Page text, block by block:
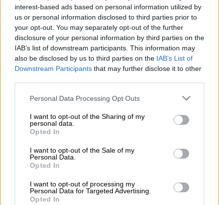
interest-based ads based on personal information utilized by
us or personal information disclosed to third parties prior to
your opt-out. You may separately opt-out of the further
disclosure of your personal information by third parties on the
IAB’s list of downstream participants. This information may
also be disclosed by us to third parties on the IAB’s List of
Downstream Participants that may further disclose it to other
Please note that this website/app uses one or more Google
not limited to your visit or usage behaviour. You may click to
grant or deny consent to Google and its third-party tags to
use your data for below specified purposes in below Google
consent section.
Personal Data Processing Opt Outs
I want to opt-out of the Sharing of my
personal data.
Opted In
I want to opt-out of the Sale of my
Personal Data.
Opted In
I want to opt-out of processing my
Personal Data for Targeted Advertising.
Opted In
Προσθέστε το ΕΘΝΟΣ στη Google
Σε εξέλιξη βρίσκεται συγκέντρωση
διαμαρτυρίας έξω από τα γραφεία της
Hellenic Train μετά το πολύνεκρο
σιδηροδρομικό δυστύχημασταΤέμπημε τη
σύγκρουση 2 τρένων.
Ηδη έχει κλείσει ο δρόμος, έξω από τα
γραφεία της εταιρείας, ενώ οι
συγκεντρωμένοι κυρίως φοιτητές
κρατούν
πανό όπου γράφουν «Δεν ήταν λάθος, ούτε η
κακή στιγμή, τα κέρδη τους μπαίνουν πιο
πάνω από τη ζωή»
Οι συγκεντρωμένοι έχουν προχωρήσει σε
καθιστική διαμαρτυρία.